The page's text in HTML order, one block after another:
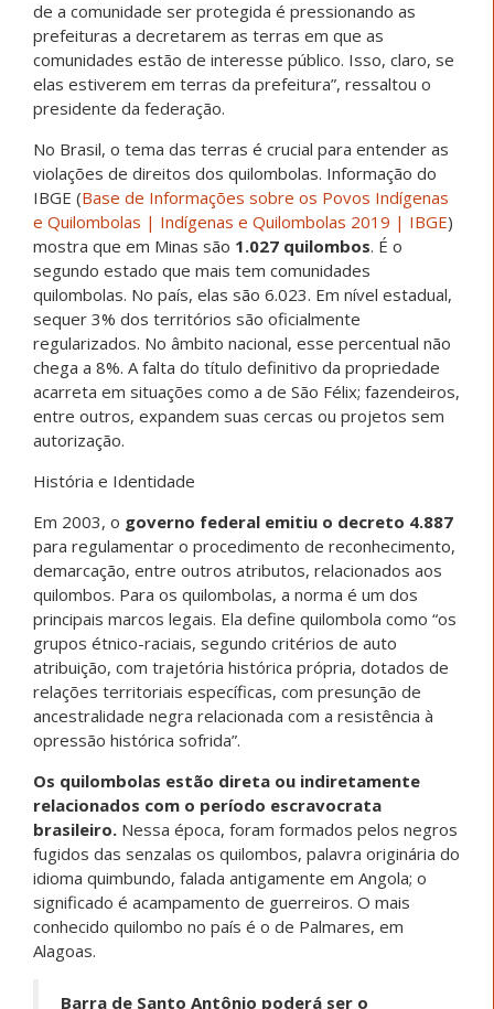
de a comunidade ser protegida é pressionando as
prefeituras a decretarem as terras em que as
comunidades estão de interesse público. Isso, claro, se
elas estiverem em terras da prefeitura”, ressaltou o
presidente da federação.
No Brasil, o tema das terras é crucial para entender as
violações de direitos dos quilombolas. Informação do
IBGE (Base de Informações sobre os Povos Indígenas
e Quilombolas | Indígenas e Quilombolas 2019 | IBGE)
mostra que em Minas são 1.027 quilombos. É o
segundo estado que mais tem comunidades
quilombolas. No país, elas são 6.023. Em nível estadual,
sequer 3% dos territórios são oficialmente
regularizados. No âmbito nacional, esse percentual não
chega a 8%. A falta do título definitivo da propriedade
acarreta em situações como a de São Félix; fazendeiros,
entre outros, expandem suas cercas ou projetos sem
autorização.
História e Identidade
Em 2003, o governo federal emitiu o decreto 4.887
para regulamentar o procedimento de reconhecimento,
demarcação, entre outros atributos, relacionados aos
quilombos. Para os quilombolas, a norma é um dos
principais marcos legais. Ela define quilombola como “os
grupos étnico-raciais, segundo critérios de auto
atribuição, com trajetória histórica própria, dotados de
relações territoriais específicas, com presunção de
ancestralidade negra relacionada com a resistência à
opressão histórica sofrida”.
Os quilombolas estão direta ou indiretamente
relacionados com o período escravocrata
brasileiro. Nessa época, foram formados pelos negros
fugidos das senzalas os quilombos, palavra originária do
idioma quimbundo, falada antigamente em Angola; o
significado é acampamento de guerreiros. O mais
conhecido quilombo no país é o de Palmares, em
Alagoas.
Barra de Santo Antônio poderá ser o